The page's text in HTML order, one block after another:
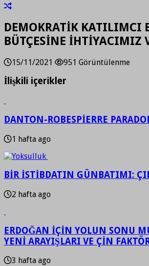
DEMOKRATİK KATILIMCI
BÜTÇESİNE İHTİYACIMIZ
15/11/2021 951 Görüntülenme
İlişkili içerikler
DANTON-ROBESPİERRE
1 hafta ago
BİR İSTİBDATIN GÜNBATIMI:
2 hafta ago
ERDOĞAN İÇİN YOLUN SONU
YENİ ARAYIŞLARI VE ÇİN
3 hafta ago